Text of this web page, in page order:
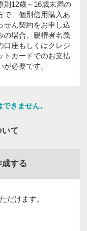
則12歳～16歳未満の
で、個別信用購入あ
せん契約をお申し込
の場合、親権者名義
口座もしくはクレジ
トカードでのお支払
が必要です。
きません。
て
する
だけます。